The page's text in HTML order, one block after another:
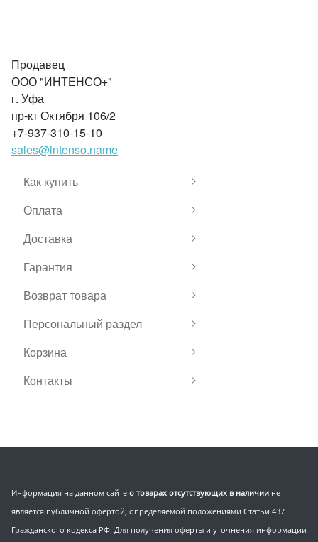
Продавец
ООО "ИНТЕНСО+"
г. Уфа
пр-кт Октября 106/2
+7-937-310-15-10
sales@intenso.name
Как купить
Оплата
Доставка
Гарантия
Возврат товара
Персональный раздел
Корзина
Контакты
Информация на данном сайте о товарах отсутствующих в наличии не
является публичной офертой, определяемой положениями Статьи 437
Гражданского кодекса РФ. Для получения оферты и уточнения информации